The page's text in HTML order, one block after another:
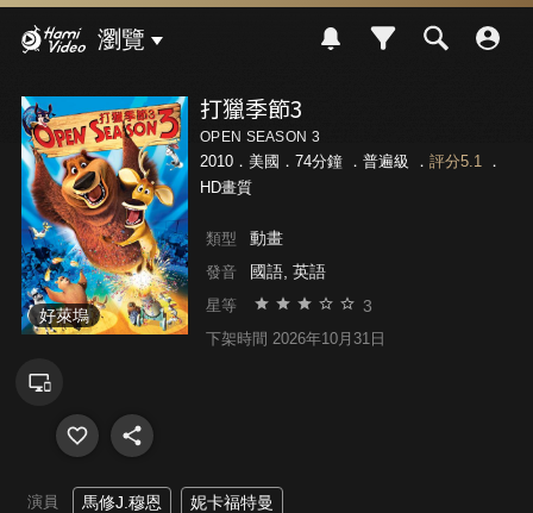
瀏覽
好萊塢
打獵季節3
OPEN SEASON 3
2010．美國．74分鐘 ． 普遍級 ． 評分5.1．
HD畫質
類型 動畫
發音 國語, 英語
星等 3
下架時間 2026年10月31日
演員 馬修J.穆恩 妮卡福特曼